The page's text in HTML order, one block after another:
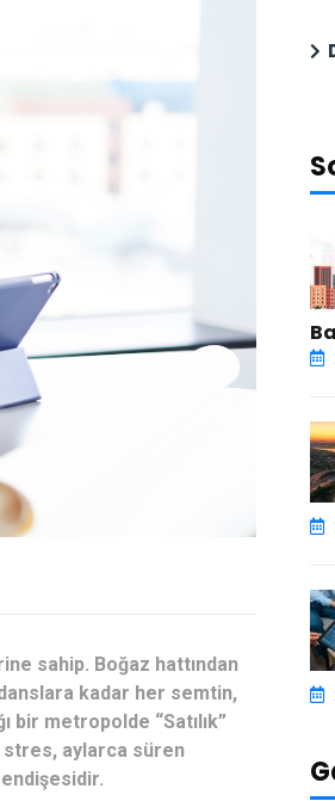
sahip. Boğaz hattından
kadar her semtin,
bir metropolde “Satılık”
stres, aylarca süren